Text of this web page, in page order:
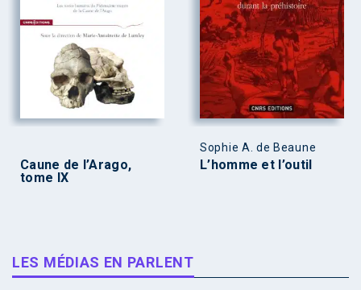
Caune de l’Arago,
tome IX
Sophie A. de Beaune
L’homme et l’outil
LES MÉDIAS EN PARLENT